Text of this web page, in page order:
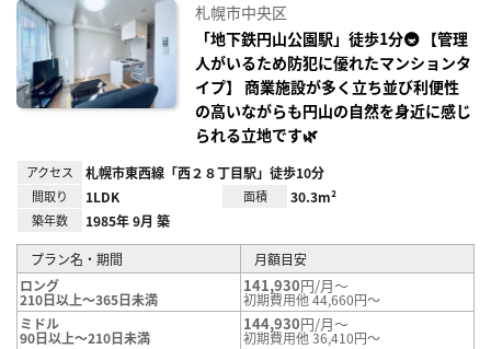
録
札幌市中央区
「地下鉄円山公園駅」徒歩1分🚇 【管理
人がいるため防犯に優れたマンションタ
イプ】 商業施設が多く立ち並び利便性
の高いながらも円山の自然を身近に感じ
られる立地です🌿
アクセス 札幌市東西線「西２８丁目駅」徒歩10分
間取り 1LDK 面積 30.3m²
築年数 1985年 9月 築
プラン名・期間
月額目安
ロング
210日以上～365日未満
141,930円/月～
初期費用他 44,660円～
ミドル
90日以上～210日未満
144,930円/月～
初期費用他 36,410円～